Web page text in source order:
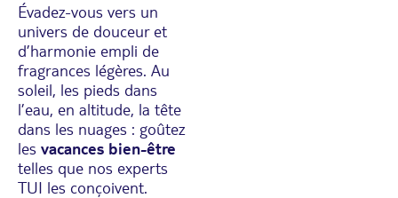
Évadez-vous vers un
univers de douceur et
d’harmonie empli de
fragrances légères. Au
soleil, les pieds dans
l’eau, en altitude, la tête
dans les nuages : goûtez
les vacances bien-être
telles que nos experts
TUI les conçoivent.